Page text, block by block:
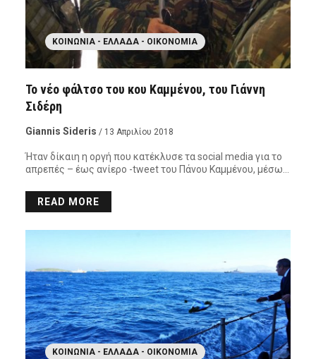
ΚΟΙΝΩΝΊΑ - ΕΛΛΆΔΑ - ΟΙΚΟΝΟΜΊΑ
Το νέο φάλτσο του κου Καμμένου, του Γιάννη
Σιδέρη
Giannis Sideris / 13 Απριλίου 2018
Ήταν δίκαιη η οργή που κατέκλυσε τα social media για το
απρεπές – έως ανίερο -tweet του Πάνου Καμμένου, μέσω…
READ MORE
ΚΟΙΝΩΝΊΑ - ΕΛΛΆΔΑ - ΟΙΚΟΝΟΜΊΑ